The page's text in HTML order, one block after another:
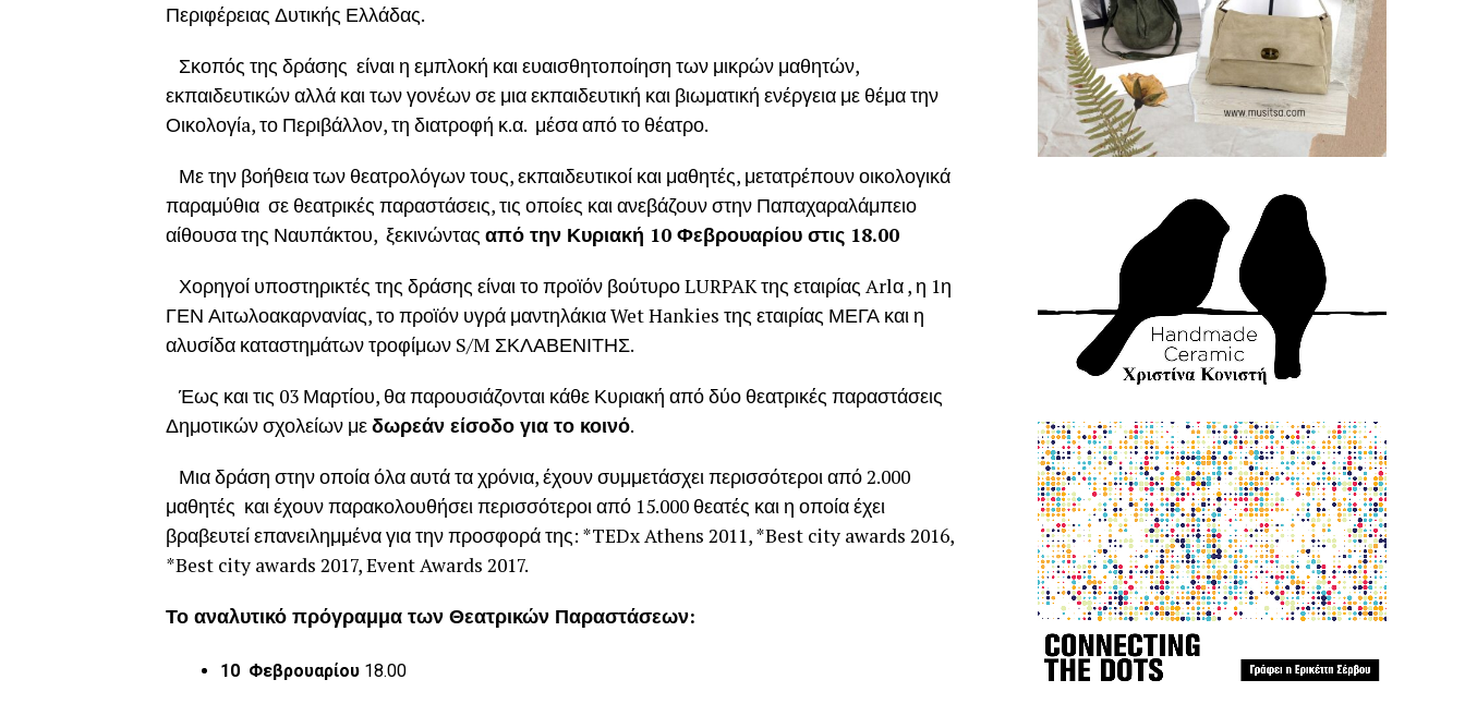
Περιφέρειας Δυτικής Ελλάδας.
Σκοπός της δράσης είναι η εμπλοκή και ευαισθητοποίηση των μικρών μαθητών,
εκπαιδευτικών αλλά και των γονέων σε μια εκπαιδευτική και βιωματική ενέργεια με θέμα την
Οικολογίa, το Περιβάλλον, τη διατροφή κ.α. μέσα από το θέατρο.
Με την βοήθεια των θεατρολόγων τους, εκπαιδευτικοί και μαθητές, μετατρέπουν οικολογικά
παραμύθια σε θεατρικές παραστάσεις, τις οποίες και ανεβάζουν στην Παπαχαραλάμπειο
αίθουσα της Ναυπάκτου, ξεκινώντας από την Κυριακή 10 Φεβρουαρίου στις 18.00
Χορηγοί υποστηρικτές της δράσης είναι το προϊόν βούτυρο LURPAK της εταιρίας Arlα , η 1η
ΓΕΝ Αιτωλοακαρνανίας, το προϊόν υγρά μαντηλάκια Wet Hankies της εταιρίας ΜΕΓΑ και η
αλυσίδα καταστημάτων τροφίμων S/M ΣΚΛΑΒΕΝΙΤΗΣ.
Έως και τις 03 Μαρτίου, θα παρουσιάζονται κάθε Κυριακή από δύο θεατρικές παραστάσεις
Δημοτικών σχολείων μεδωρεάν είσοδο για το κοινό.
Μια δράση στην οποία όλα αυτά τα χρόνια, έχουν συμμετάσχει περισσότεροι από 2.000
μαθητές και έχουν παρακολουθήσει περισσότεροι από 15.000 θεατές και η οποία έχει
βραβευτεί επανειλημμένα για την προσφορά της: *TEDx Athens 2011, *Best city awards 2016,
*Best city awards 2017, Event Awards 2017.
Το αναλυτικό πρόγραμμα των Θεατρικών Παραστάσεων:
10 Φεβρουαρίου 18.00